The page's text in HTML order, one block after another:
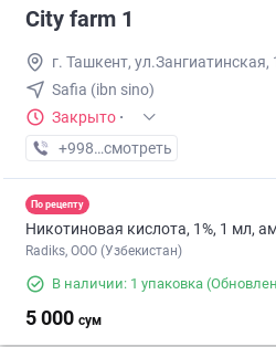
City farm 1
г. Ташкент, ул.Зангиатинская,
Safia (ibn sino)
Закрыто ·
+998 (20) XXX-XX-XX
смотреть
По рецепту
Никотиновая кислота, 1%, 1 мл,
Radiks, ООО (Узбекистан)
В наличии: 1 упаковка
5 000 сум